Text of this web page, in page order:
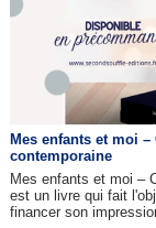
Mes enfants et moi
contemporaine
Mes enfants et moi –
est un livre qui fait
financer son